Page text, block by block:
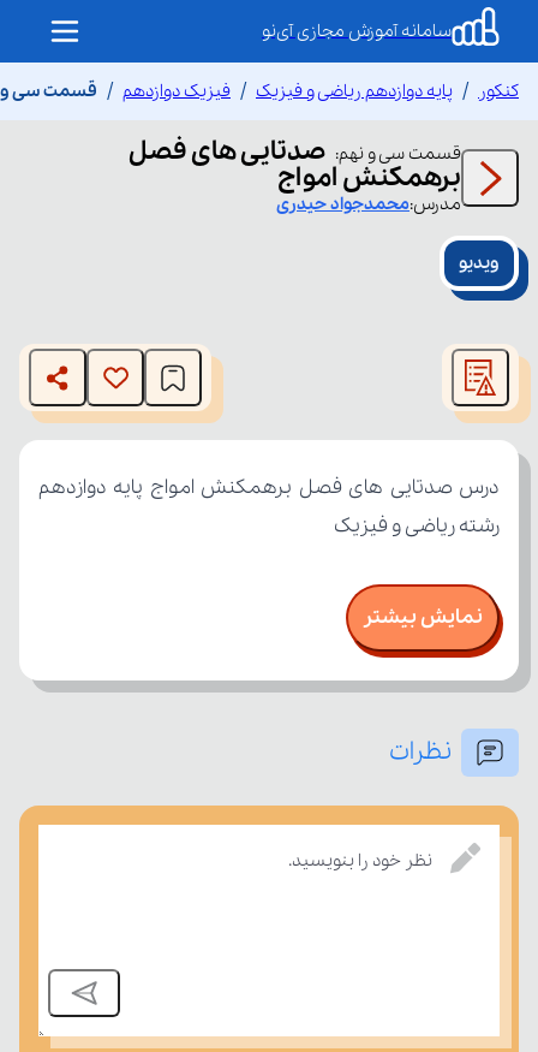
سامانه آموزش مجازی آی‌نو
کنکور پایه دوازدهم ریاضی و فیزیک فیزیک دوازدهم قسمت سی و
قسمت سی و نهم: صدتایی های فصل
برهمکنش امواج
مدرس:محمدجوادحیدری
ویدیو
modal
window.
The media could not be loaded, either because the server
or network failed or because the format is not supported.
رشته ریاضی و فیزیک
نمایش بیشتر
نظرات
نظر خود را بنویسید.